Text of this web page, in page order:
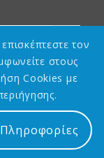
τον
στους
Cookies με